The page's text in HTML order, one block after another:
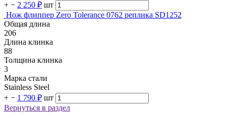
+ − 2 250 ₽ шт
Нож флиппер Zero Tolerance 0762 реплика SD1252
Общая длина
206
Длина клинка
88
Толщина клинка
3
Марка стали
Stainless Steel
+ − 1 790 ₽ шт
Вернуться в раздел